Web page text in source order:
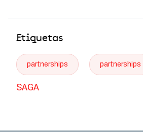
Etiquetas
partnerships partnerships
SAGA